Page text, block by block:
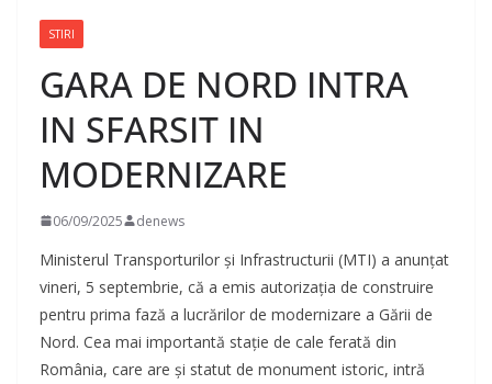
STIRI
GARA DE NORD INTRA
IN SFARSIT IN
MODERNIZARE
06/09/2025 denews
Ministerul Transporturilor și Infrastructurii (MTI) a anunțat
vineri, 5 septembrie, că a emis autorizația de construire
pentru prima fază a lucrărilor de modernizare a Gării de
Nord. Cea mai importantă stație de cale ferată din
România, care are și statut de monument istoric, intră